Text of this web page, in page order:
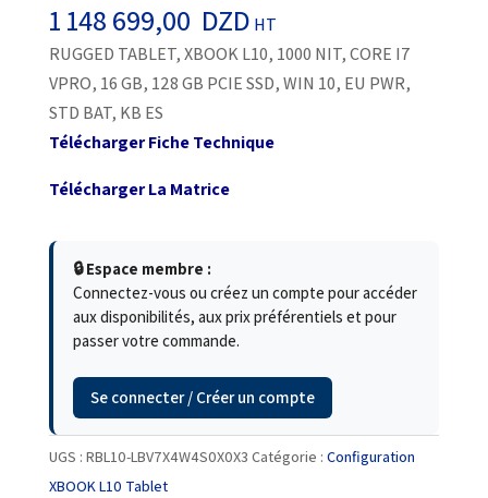
1 148 699,00 DZD HT
RUGGED TABLET, XBOOK L10, 1000 NIT, CORE I7
VPRO, 16 GB, 128 GB PCIE SSD, WIN 10, EU PWR,
STD BAT, KB ES
Télécharger Fiche Technique
Télécharger La Matrice
🔒 Espace membre :
Connectez-vous ou créez un compte pour accéder
aux disponibilités, aux prix préférentiels et pour
passer votre commande.
Se connecter / Créer un compte
UGS : RBL10-LBV7X4W4S0X0X3 Catégorie : Configuration
XBOOK L10 Tablet